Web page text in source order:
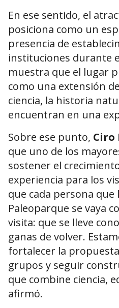
En ese sentido, el
posiciona como un
presencia de
instituciones durante
muestra que el lugar
como una extensión
ciencia, la historia
encuentran en una
Sobre ese punto, Ciro
que uno de los
sostener el
experiencia para los
que cada persona que
Paleoparque se vaya
visita: que se lleve
ganas de volver.
fortalecer la
grupos y seguir
que combine ciencia,
afirmó.